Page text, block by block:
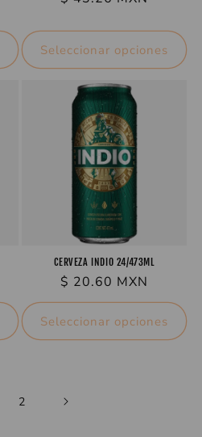
Seleccionar opciones
CERVEZA INDIO 24/473ML
Precio
habitual
$ 20.60 MXN
Seleccionar opciones
2